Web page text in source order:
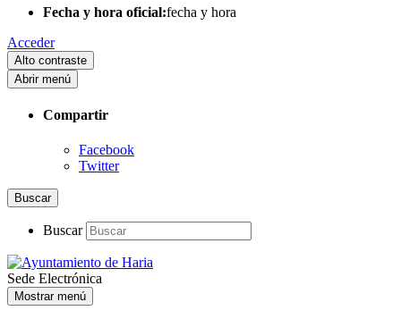
Fecha y hora oficial:fecha y hora
Acceder
Alto contraste
Abrir menú
Compartir
Facebook
Twitter
Buscar
Buscar
Sede Electrónica
Mostrar menú